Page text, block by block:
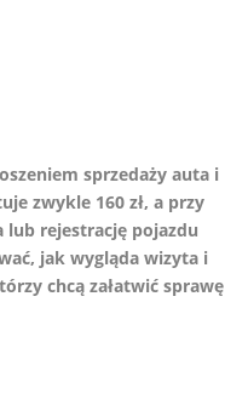
sprzedaży auta i
zwykle 160 zł, a przy
lub rejestrację pojazdu
jak wygląda wizyta i
chcą załatwić sprawę